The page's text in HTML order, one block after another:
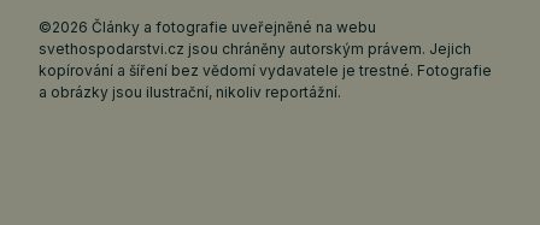
©2026 Články a fotografie uveřejněné na webu
svethospodarstvi.cz jsou chráněny autorským právem. Jejich
kopírování a šíření bez vědomí vydavatele je trestné. Fotografie
a obrázky jsou ilustrační, nikoliv reportážní.